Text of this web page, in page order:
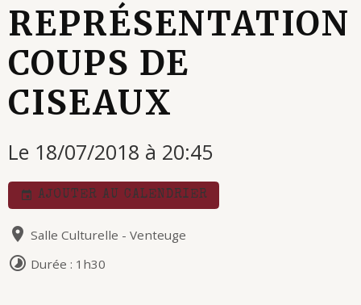
REPRÉSENTATION
COUPS DE
CISEAUX
Le 18/07/2018 à 20:45
AJOUTER AU CALENDRIER
Salle Culturelle - Venteuge
Durée : 1h30